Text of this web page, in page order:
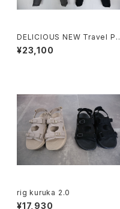
DELICIOUS NEW Travel Pa
nts
¥23,100
rig kuruka 2.0
¥17,930